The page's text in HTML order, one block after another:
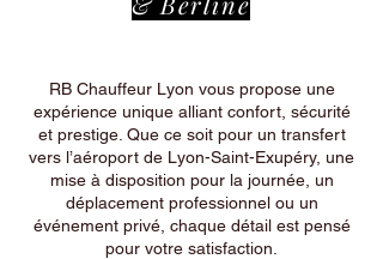
RB Chauffeur Lyon vous propose une
expérience unique alliant confort, sécurité
et prestige. Que ce soit pour un transfert
vers l’aéroport de Lyon-Saint-Exupéry, une
mise à disposition pour la journée, un
déplacement professionnel ou un
événement privé, chaque détail est pensé
pour votre satisfaction.